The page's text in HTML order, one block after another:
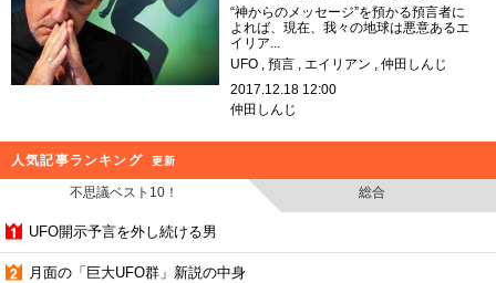
“神からのメッセージ”を預かる預言者に
よれば、現在、我々の地球は悪意あるエ
イリア...
UFO
預言 エイリアン
仲田しんじ
2017.12.18 12:00
仲田しんじ
人気記事ランキング 更新
不思議ベスト10！ 総合
UFO開示予言を外し続ける男
月面の「巨大UFO群」新説の中身